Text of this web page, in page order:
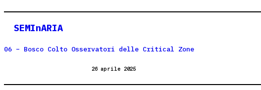
SEMInARIA
06 – Bosco Colto Osservatori delle Critical Zone
26 aprile 2025